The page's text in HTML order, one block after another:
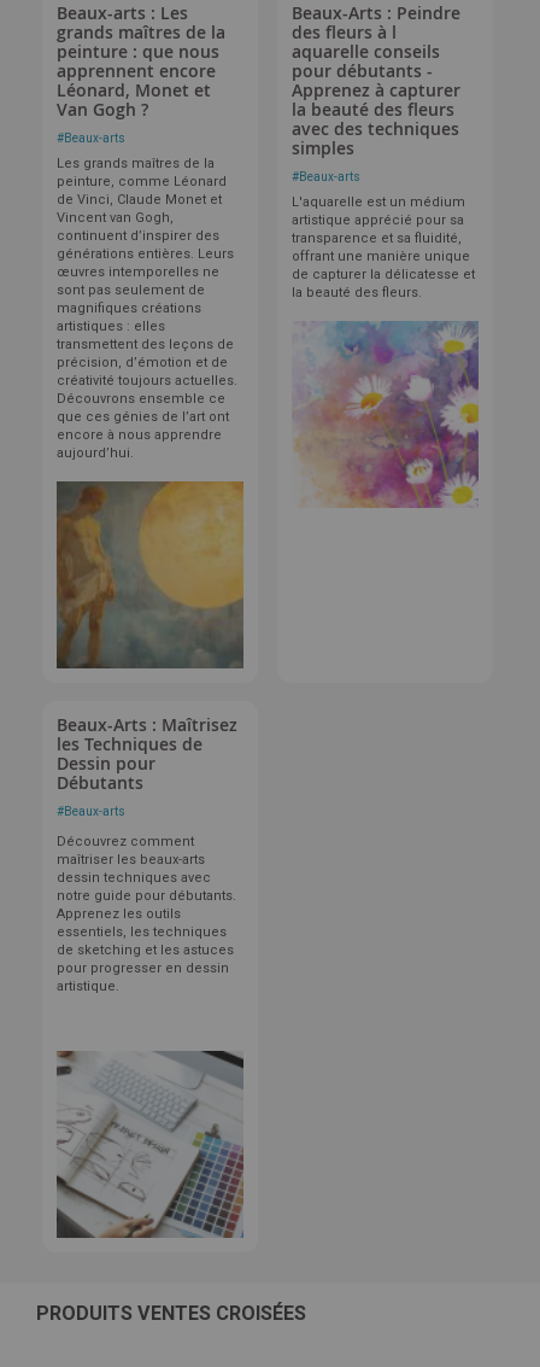
Beaux-arts : Les
grands maîtres de la
peinture : que nous
apprennent encore
Léonard, Monet et
Van Gogh ?
#Beaux-arts
Les grands maîtres de la
peinture, comme Léonard
de Vinci, Claude Monet et
Vincent van Gogh,
continuent d’inspirer des
générations entières. Leurs
œuvres intemporelles ne
sont pas seulement de
magnifiques créations
artistiques : elles
transmettent des leçons de
précision, d’émotion et de
créativité toujours actuelles.
Découvrons ensemble ce
que ces génies de l’art ont
encore à nous apprendre
aujourd’hui.
Beaux-Arts : Peindre
des fleurs à l
aquarelle conseils
pour débutants -
Apprenez à capturer
la beauté des fleurs
avec des techniques
simples
#Beaux-arts
L'aquarelle est un médium
artistique apprécié pour sa
transparence et sa fluidité,
offrant une manière unique
de capturer la délicatesse et
la beauté des fleurs.
Beaux-Arts : Maîtrisez
les Techniques de
Dessin pour
Débutants
#Beaux-arts
Découvrez comment
maîtriser les beaux-arts
dessin techniques avec
notre guide pour débutants.
Apprenez les outils
essentiels, les techniques
de sketching et les astuces
pour progresser en dessin
artistique.
PRODUITS VENTES CROISÉES